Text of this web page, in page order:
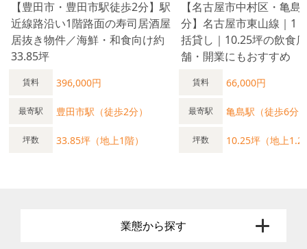
【豊田市・豊田市駅徒歩2分】駅
近線路沿い1階路面の寿司居酒屋
居抜き物件／海鮮・和食向け約
33.85坪
賃料 396,000円
最寄駅 豊田市駅（徒歩2分）
坪数 33.85坪（地上1階）
【名古屋市中村区・亀島
分】名古屋市東⼭線｜1
括貸し｜10.25坪の飲食
舗・開業にもおすすめ
賃料 66,000円
最寄駅 亀島駅（徒歩6分
坪数 10.25坪（地上1.2
業態から探す